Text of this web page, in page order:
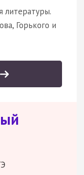
литературы.
Горького и